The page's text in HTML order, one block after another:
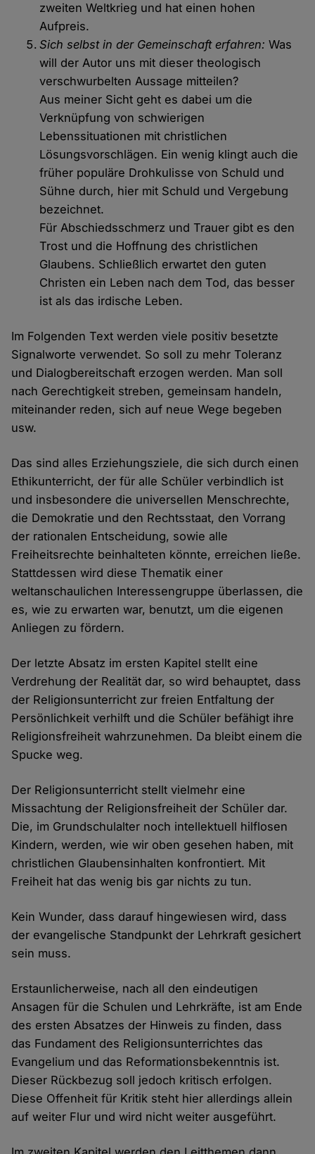
zweiten Weltkrieg und hat einen hohen
Aufpreis.
Sich selbst in der Gemeinschaft erfahren: Was
will der Autor uns mit dieser theologisch
verschwurbelten Aussage mitteilen?
Aus meiner Sicht geht es dabei um die
Verknüpfung von schwierigen
Lebenssituationen mit christlichen
Lösungsvorschlägen. Ein wenig klingt auch die
früher populäre Drohkulisse von Schuld und
Sühne durch, hier mit Schuld und Vergebung
bezeichnet.
Für Abschiedsschmerz und Trauer gibt es den
Trost und die Hoffnung des christlichen
Glaubens. Schließlich erwartet den guten
Christen ein Leben nach dem Tod, das besser
ist als das irdische Leben.
Im Folgenden Text werden viele positiv besetzte
Signalworte verwendet. So soll zu mehr Toleranz
und Dialogbereitschaft erzogen werden. Man soll
nach Gerechtigkeit streben, gemeinsam handeln,
miteinander reden, sich auf neue Wege begeben
usw.
Das sind alles Erziehungsziele, die sich durch einen
Ethikunterricht, der für alle Schüler verbindlich ist
und insbesondere die universellen Menschrechte,
die Demokratie und den Rechtsstaat, den Vorrang
der rationalen Entscheidung, sowie alle
Freiheitsrechte beinhalteten könnte, erreichen ließe.
Stattdessen wird diese Thematik einer
weltanschaulichen Interessengruppe überlassen, die
es, wie zu erwarten war, benutzt, um die eigenen
Anliegen zu fördern.
Der letzte Absatz im ersten Kapitel stellt eine
Verdrehung der Realität dar, so wird behauptet, dass
der Religionsunterricht zur freien Entfaltung der
Persönlichkeit verhilft und die Schüler befähigt ihre
Religionsfreiheit wahrzunehmen. Da bleibt einem die
Spucke weg.
Der Religionsunterricht stellt vielmehr eine
Missachtung der Religionsfreiheit der Schüler dar.
Die, im Grundschulalter noch intellektuell hilflosen
Kindern, werden, wie wir oben gesehen haben, mit
christlichen Glaubensinhalten konfrontiert. Mit
Freiheit hat das wenig bis gar nichts zu tun.
Kein Wunder, dass darauf hingewiesen wird, dass
der evangelische Standpunkt der Lehrkraft gesichert
sein muss.
Erstaunlicherweise, nach all den eindeutigen
Ansagen für die Schulen und Lehrkräfte, ist am Ende
des ersten Absatzes der Hinweis zu finden, dass
das Fundament des Religionsunterrichtes das
Evangelium und das Reformationsbekenntnis ist.
Dieser Rückbezug soll jedoch kritisch erfolgen.
Diese Offenheit für Kritik steht hier allerdings allein
auf weiter Flur und wird nicht weiter ausgeführt.